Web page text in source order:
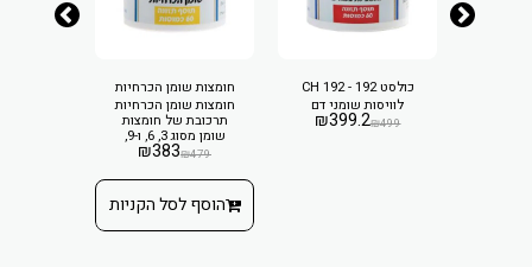
כולסט 192 - CH 192
לוויסות שומני דם
₪499
₪399.2
חומצות שומן הכרחיות
חומצות שומן הכרחיות
תרכובת של חומצות
שומן מסוג 3, 6, ו-9,
ממקור צמחי של שמן
₪479
₪383
הוסף לסל הקניות